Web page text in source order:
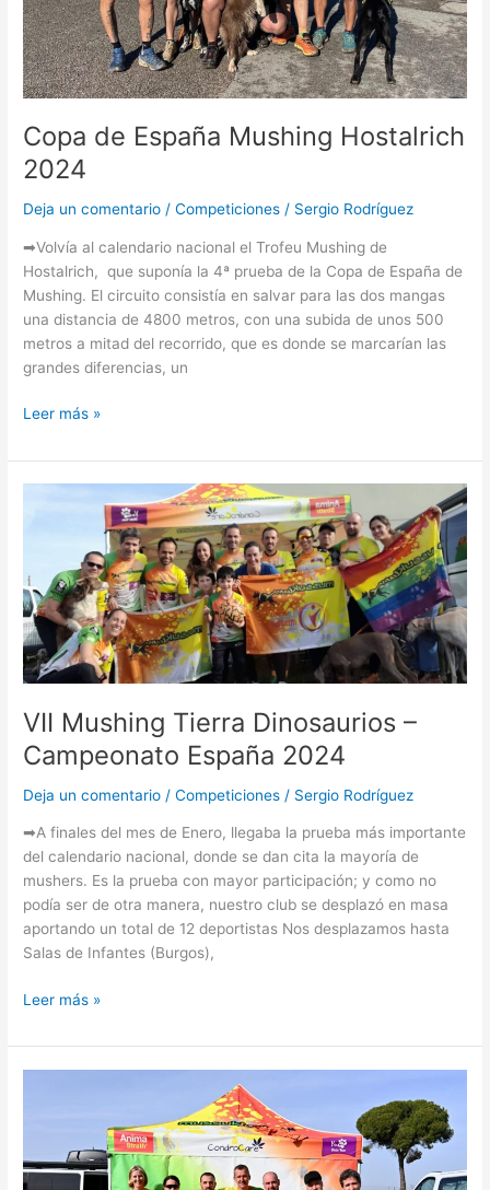
Copa de España Mushing Hostalrich
2024
Deja un comentario /Competiciones / Sergio Rodríguez
➡Volvía al calendario nacional el Trofeu Mushing de
Hostalrich, que suponía la 4ª prueba de la Copa de España de
Mushing. El circuito consistía en salvar para las dos mangas
una distancia de 4800 metros, con una subida de unos 500
metros a mitad del recorrido, que es donde se marcarían las
grandes diferencias, un
Leer más »
VII Mushing Tierra Dinosaurios –
Campeonato España 2024
Deja un comentario /Competiciones / Sergio Rodríguez
➡A finales del mes de Enero, llegaba la prueba más importante
del calendario nacional, donde se dan cita la mayoría de
mushers. Es la prueba con mayor participación; y como no
podía ser de otra manera, nuestro club se desplazó en masa
aportando un total de 12 deportistas Nos desplazamos hasta
Salas de Infantes (Burgos),
Dinosaurios
–
Campeonato
España
2024
Leer más »
Mushing
Alcalá